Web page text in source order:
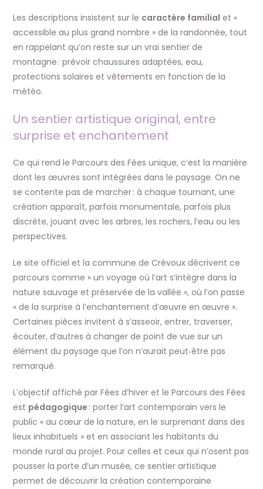
Les descriptions insistent sur le caractère familial et «
accessible au plus grand nombre » de la randonnée, tout
en rappelant qu’on reste sur un vrai sentier de
montagne : prévoir chaussures adaptées, eau,
protections solaires et vêtements en fonction de la
météo.
Un sentier artistique original, entre
surprise et enchantement
Ce qui rend le Parcours des Fées unique, c’est la manière
dont les œuvres sont intégrées dans le paysage. On ne
se contente pas de marcher : à chaque tournant, une
création apparaît, parfois monumentale, parfois plus
discrète, jouant avec les arbres, les rochers, l’eau ou les
perspectives.
Le site officiel et la commune de Crévoux décrivent ce
parcours comme « un voyage où l’art s’intègre dans la
nature sauvage et préservée de la vallée », où l’on passe
« de la surprise à l’enchantement d’œuvre en œuvre ».
Certaines pièces invitent à s’asseoir, entrer, traverser,
écouter, d’autres à changer de point de vue sur un
élément du paysage que l’on n’aurait peut‑être pas
remarqué.
L’objectif affiché par Fées d’hiver et le Parcours des Fées
est pédagogique : porter l’art contemporain vers le
public « au cœur de la nature, en le surprenant dans des
lieux inhabituels » et en associant les habitants du
monde rural au projet. Pour celles et ceux qui n’osent pas
pousser la porte d’un musée, ce sentier artistique
permet de découvrir la création contemporaine